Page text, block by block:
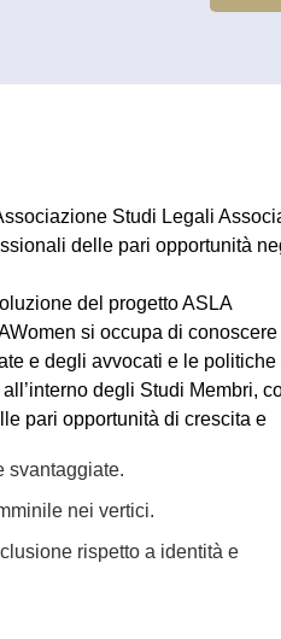
Studi Legali
delle pari opportunità
del progetto ASLA
si occupa di conoscere
e degli avvocati e le politiche
degli Studi Membri,
pari opportunità di crescita e
svantaggiate.
nei vertici.
rispetto a identità e